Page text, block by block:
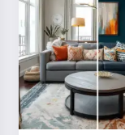
私は歌
メ